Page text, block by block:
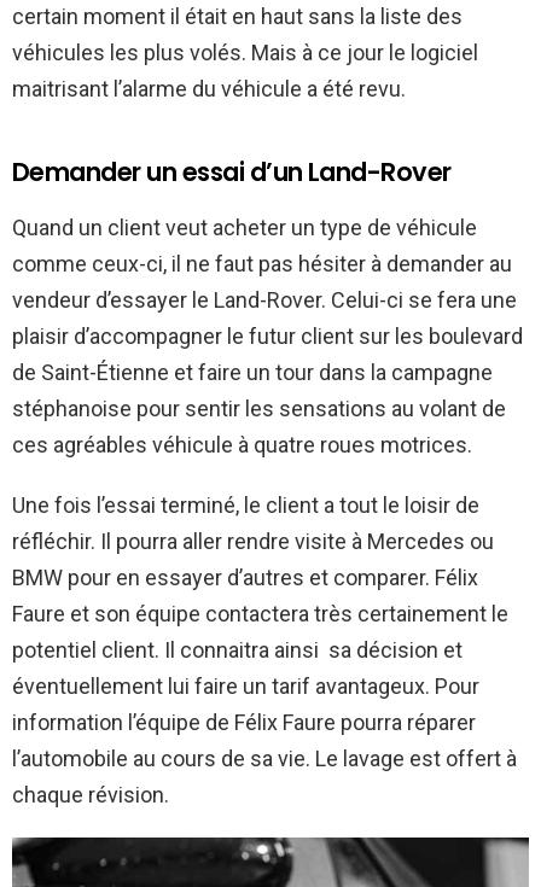
certain moment il était en haut sans la liste des
véhicules les plus volés. Mais à ce jour le logiciel
maitrisant l’alarme du véhicule a été revu.
Demander un essai d’un Land-Rover
Quand un client veut acheter un type de véhicule
comme ceux-ci, il ne faut pas hésiter à demander au
vendeur d’essayer le Land-Rover. Celui-ci se fera une
plaisir d’accompagner le futur client sur les boulevard
de Saint-Étienne et faire un tour dans la campagne
stéphanoise pour sentir les sensations au volant de
ces agréables véhicule à quatre roues motrices.
Une fois l’essai terminé, le client a tout le loisir de
réfléchir. Il pourra aller rendre visite à Mercedes ou
BMW pour en essayer d’autres et comparer. Félix
Faure et son équipe contactera très certainement le
potentiel client. Il connaitra ainsi sa décision et
éventuellement lui faire un tarif avantageux. Pour
information l’équipe de Félix Faure pourra réparer
l’automobile au cours de sa vie. Le lavage est offert à
chaque révision.